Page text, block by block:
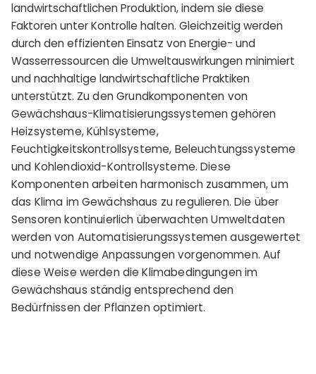
landwirtschaftlichen Produktion, indem sie diese
Faktoren unter Kontrolle halten. Gleichzeitig werden
durch den effizienten Einsatz von Energie- und
Wasserressourcen die Umweltauswirkungen minimiert
und nachhaltige landwirtschaftliche Praktiken
unterstützt. Zu den Grundkomponenten von
Gewächshaus-Klimatisierungssystemen gehören
Heizsysteme, Kühlsysteme,
Feuchtigkeitskontrollsysteme, Beleuchtungssysteme
und Kohlendioxid-Kontrollsysteme. Diese
Komponenten arbeiten harmonisch zusammen, um
das Klima im Gewächshaus zu regulieren. Die über
Sensoren kontinuierlich überwachten Umweltdaten
werden von Automatisierungssystemen ausgewertet
und notwendige Anpassungen vorgenommen. Auf
diese Weise werden die Klimabedingungen im
Gewächshaus ständig entsprechend den
Bedürfnissen der Pflanzen optimiert.